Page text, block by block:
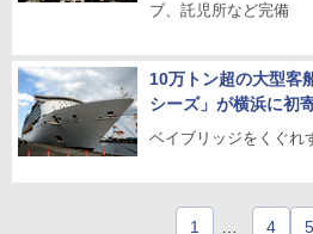
ブ、託児所など完備
10万トン超の大型客
シーズ」が横浜に初
ベイブリッジをくぐれ
1 4 5